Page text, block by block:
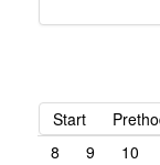
Start
8
9 10